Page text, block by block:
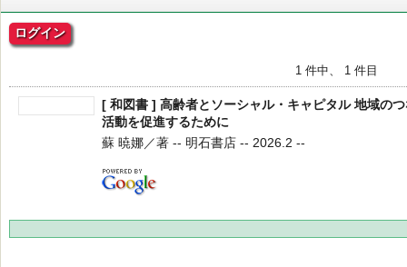
ログイン
1 件中、 1 件目
[ 和図書 ] 高齢者とソーシャル・キャピタル 地域の
活動を促進するために
蘇 暁娜／著 -- 明石書店 -- 2026.2 --